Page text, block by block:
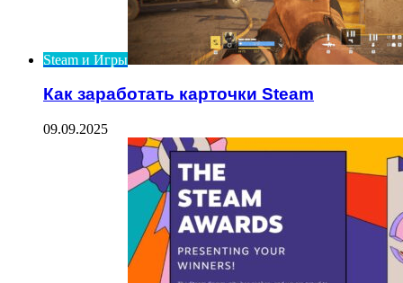
Steam и Игры
Как заработать карточки Steam
09.09.2025